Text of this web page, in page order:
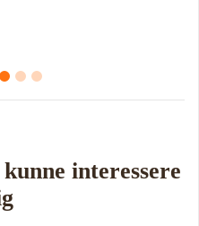
interessere